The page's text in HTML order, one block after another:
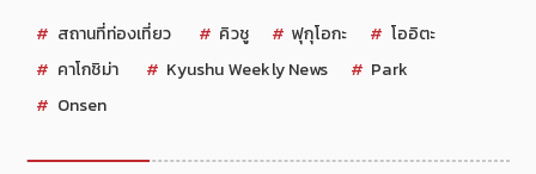
สถานที่ท่องเที่ยว คิวชู ฟุกุโอกะ
โออิตะ
คาโกชิม่า
Kyushu Weekly News
Park
Onsen